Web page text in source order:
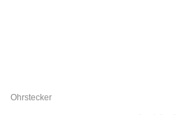
Ohrstecker